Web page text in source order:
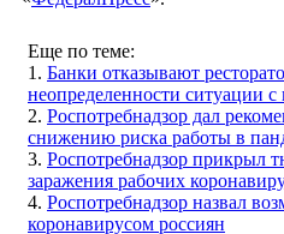
Еще по теме:
1. Банки отказывают
неопределенности ситуации
2. Роспотребнадзор дал
снижению риска работы в
3. Роспотребнадзор прикрыл
заражения рабочих
4. Роспотребнадзор назвал
коронавирусом россиян